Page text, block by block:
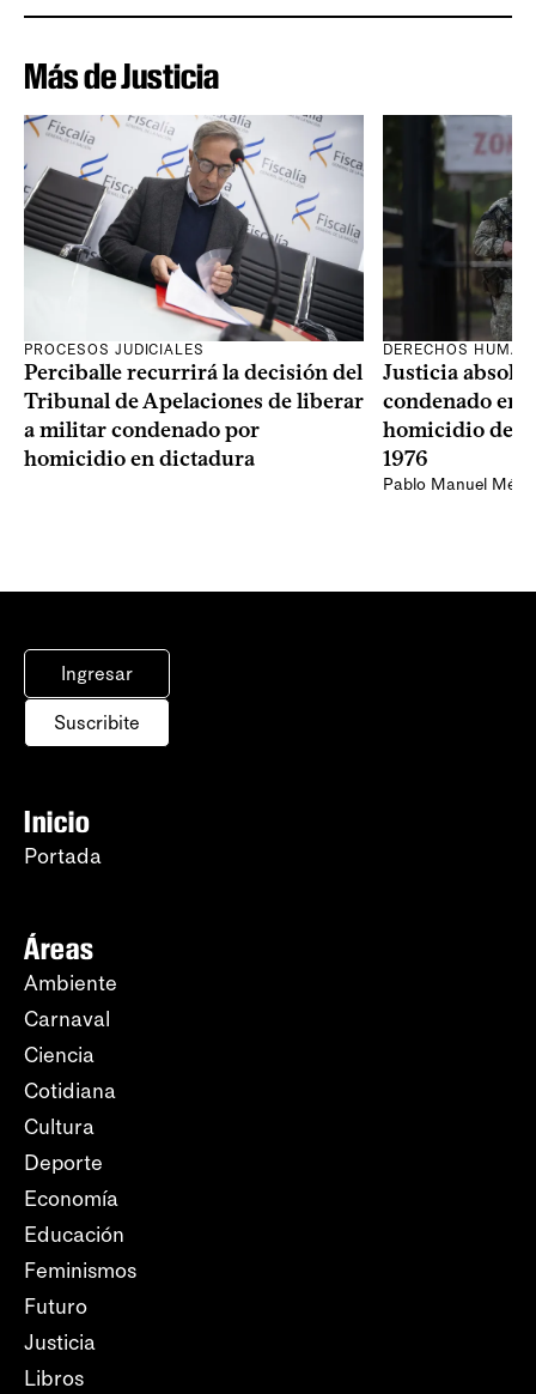
Más de Justicia
PROCESOS JUDICIALES
Perciballe recurrirá la decisión del
Tribunal de Apelaciones de liberar
a militar condenado por
homicidio en dictadura
DERECHOS
Justicia
condenado en
homicidio de
1976
Pablo Manuel
Ingresar
Suscribite
Inicio
Portada
Áreas
Ambiente
Carnaval
Ciencia
Cotidiana
Cultura
Deporte
Economía
Educación
Feminismos
Futuro
Justicia
Libros